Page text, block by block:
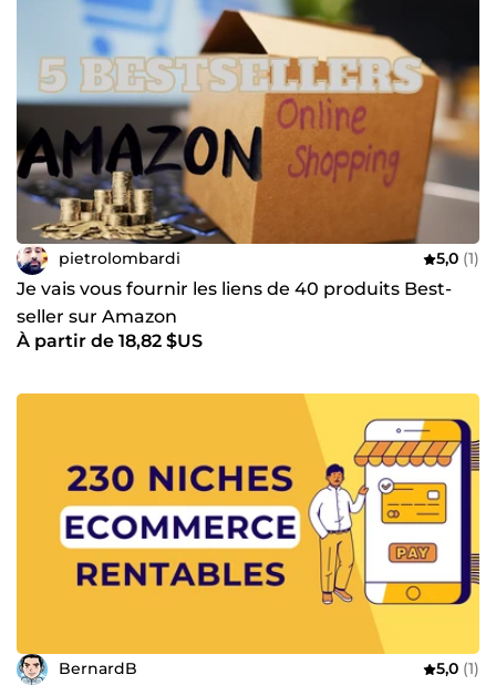
pietrolombardi 5,0 (1)
Je vais vous fournir les liens de 40 produits Best-
seller sur Amazon
À partir de 18,82 $US
BernardB 5,0 (1)